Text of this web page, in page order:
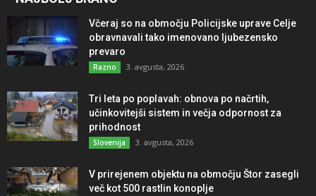
Včeraj so na območju Policijske uprave Celje
obravnavali tako imenovano ljubezensko
prevaro
Razno 3. avgusta, 2026
Tri leta po poplavah: obnova po načrtih,
učinkovitejši sistem in večja odpornost za
prihodnost
Slovenija 3. avgusta, 2026
V prirejenem objektu na območju Štor zasegli
več kot 500 rastlin konoplje